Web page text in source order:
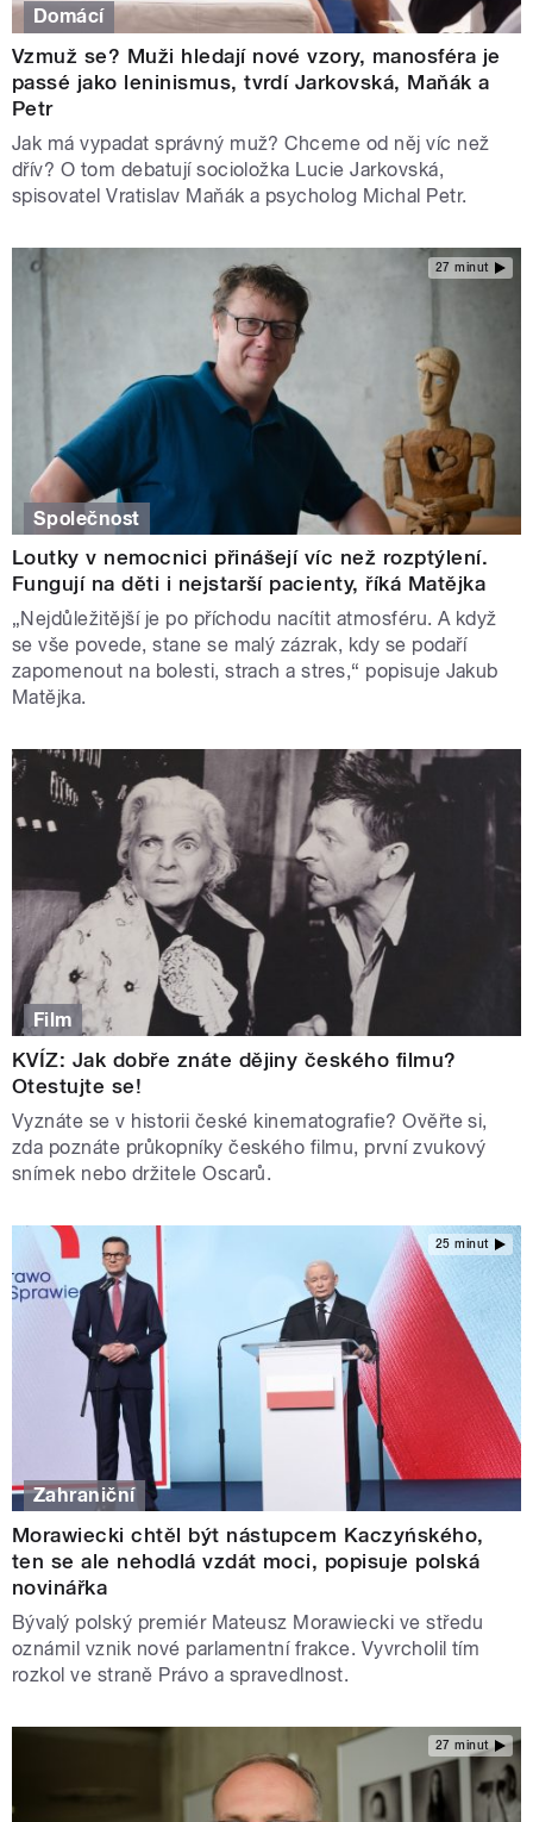
Domácí
Vzmuž se? Muži hledají nové vzory, manosféra je
passé jako leninismus, tvrdí Jarkovská, Maňák a
Petr
Jak má vypadat správný muž? Chceme od něj víc než
dřív? O tom debatují socioložka Lucie Jarkovská,
spisovatel Vratislav Maňák a psycholog Michal Petr.
27 minut
Společnost
Loutky v nemocnici přinášejí víc než rozptýlení.
Fungují na děti i nejstarší pacienty, říká Matějka
„Nejdůležitější je po příchodu nacítit atmosféru. A když
se vše povede, stane se malý zázrak, kdy se podaří
zapomenout na bolesti, strach a stres,“ popisuje Jakub
Matějka.
Film
KVÍZ: Jak dobře znáte dějiny českého filmu?
Otestujte se!
Vyznáte se v historii české kinematografie? Ověřte si,
zda poznáte průkopníky českého filmu, první zvukový
snímek nebo držitele Oscarů.
25 minut
Zahraniční
Morawiecki chtěl být nástupcem Kaczyńského,
ten se ale nehodlá vzdát moci, popisuje polská
novinářka
Bývalý polský premiér Mateusz Morawiecki ve středu
oznámil vznik nové parlamentní frakce. Vyvrcholil tím
rozkol ve straně Právo a spravedlnost.
27 minut